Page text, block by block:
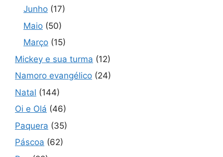
Junho (17)
Maio (50)
Março (15)
Mickey e sua turma (12)
Namoro evangélico (24)
Natal (144)
Oi e Olá (46)
Paquera (35)
Páscoa (62)